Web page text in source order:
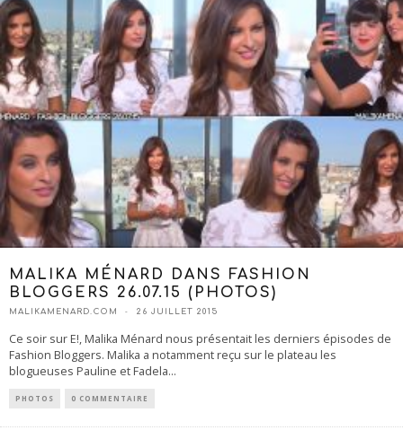
MALIKA MÉNARD DANS FASHION
BLOGGERS 26.07.15 (PHOTOS)
MALIKAMENARD.COM 26 JUILLET 2015
Ce soir sur E!, Malika Ménard nous présentait les derniers épisodes de
Fashion Bloggers. Malika a notamment reçu sur le plateau les
blogueuses Pauline et Fadela...
PHOTOS 0 COMMENTAIRE